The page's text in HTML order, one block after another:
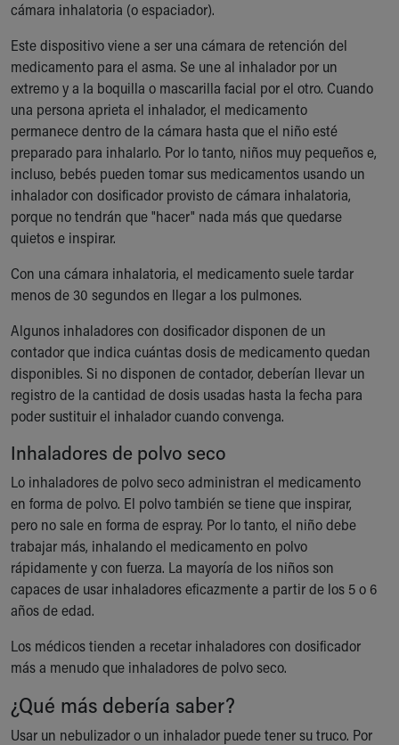
cámara inhalatoria (o espaciador).
Este dispositivo viene a ser una cámara de retención del
medicamento para el asma. Se une al inhalador por un
extremo y a la boquilla o mascarilla facial por el otro. Cuando
una persona aprieta el inhalador, el medicamento
permanece dentro de la cámara hasta que el niño esté
preparado para inhalarlo. Por lo tanto, niños muy pequeños e,
incluso, bebés pueden tomar sus medicamentos usando un
inhalador con dosificador provisto de cámara inhalatoria,
porque no tendrán que "hacer" nada más que quedarse
quietos e inspirar.
Con una cámara inhalatoria, el medicamento suele tardar
menos de 30 segundos en llegar a los pulmones.
Algunos inhaladores con dosificador disponen de un
contador que indica cuántas dosis de medicamento quedan
disponibles. Si no disponen de contador, deberían llevar un
registro de la cantidad de dosis usadas hasta la fecha para
poder sustituir el inhalador cuando convenga.
Inhaladores de polvo seco
Lo inhaladores de polvo seco administran el medicamento
en forma de polvo. El polvo también se tiene que inspirar,
pero no sale en forma de espray. Por lo tanto, el niño debe
trabajar más, inhalando el medicamento en polvo
rápidamente y con fuerza. La mayoría de los niños son
capaces de usar inhaladores eficazmente a partir de los 5 o 6
años de edad.
Los médicos tienden a recetar inhaladores con dosificador
más a menudo que inhaladores de polvo seco.
¿Qué más debería saber?
Usar un nebulizador o un inhalador puede tener su truco. Por